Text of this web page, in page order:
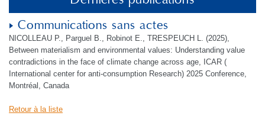
Communications sans actes
NICOLLEAU P., Parguel B., Robinot E., TRESPEUCH L. (2025),
Between materialism and environmental values: Understanding value
contradictions in the face of climate change across age, ICAR (
International center for anti-consumption Research) 2025 Conference,
Montréal, Canada
Retour à la liste